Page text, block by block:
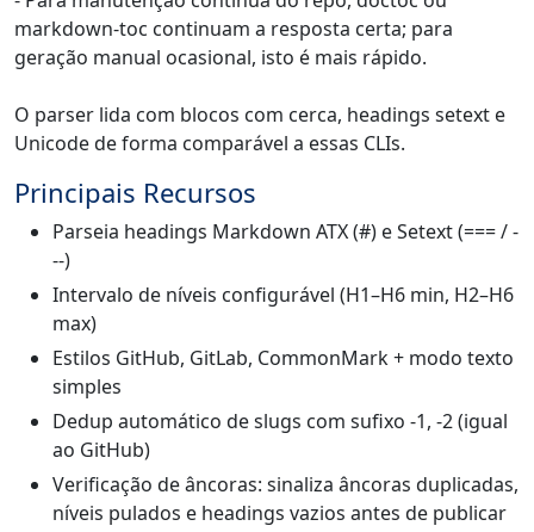
markdown-toc continuam a resposta certa; para
geração manual ocasional, isto é mais rápido.
O parser lida com blocos com cerca, headings setext e
Unicode de forma comparável a essas CLIs.
Principais Recursos
Parseia headings Markdown ATX (#) e Setext (=== / -
--)
Intervalo de níveis configurável (H1–H6 min, H2–H6
max)
Estilos GitHub, GitLab, CommonMark + modo texto
simples
Dedup automático de slugs com sufixo -1, -2 (igual
ao GitHub)
Verificação de âncoras: sinaliza âncoras duplicadas,
níveis pulados e headings vazios antes de publicar